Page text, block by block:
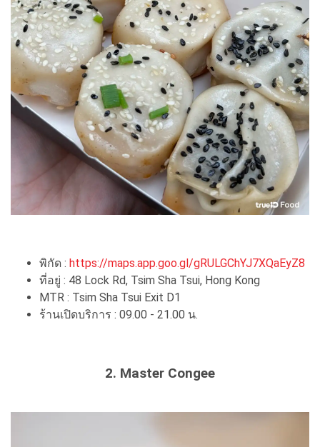
พิกัด : https://maps.app.goo.gl/gRULGChYJ7XQaEyZ8
ที่อยู่ : 48 Lock Rd, Tsim Sha Tsui, Hong Kong
MTR : Tsim Sha Tsui Exit D1
ร้านเปิดบริการ : 09.00 - 21.00 น.
2. Master Congee